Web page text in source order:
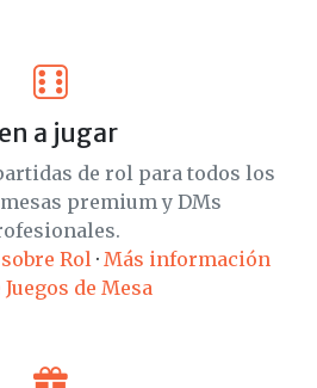
a jugar
de rol para todos los
premium y DMs
Rol· Más información
de Mesa